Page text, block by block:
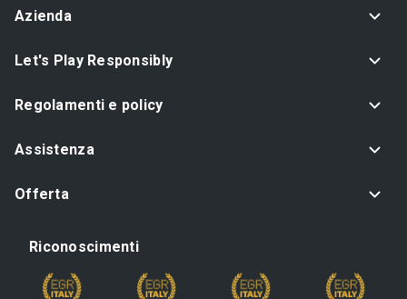
Azienda
Let's Play Responsibly
Regolamenti e policy
Assistenza
Offerta
Riconoscimenti